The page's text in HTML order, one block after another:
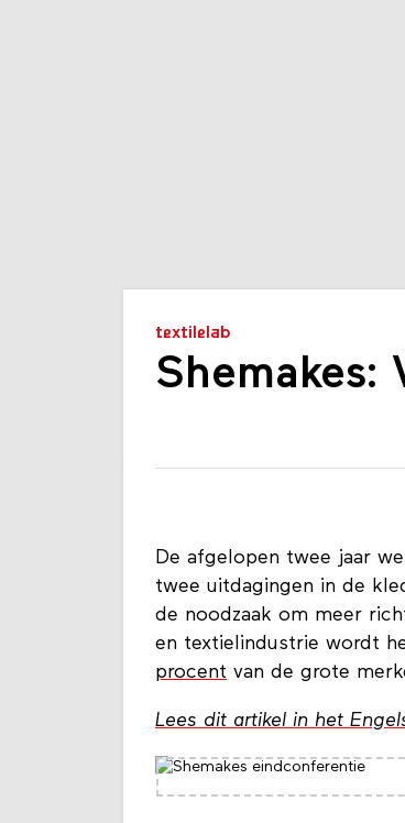
textilelab
Shemakes:
De afgelopen twee jaar
twee uitdagingen in de
de noodzaak om meer
en textielindustrie wordt
procent van de grote
Lees dit artikel in het